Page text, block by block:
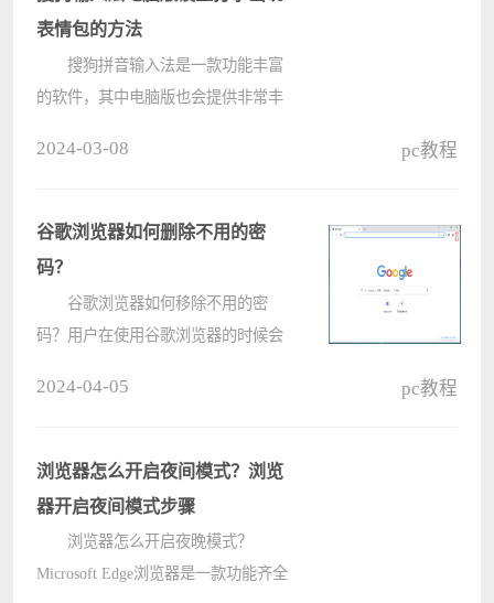
大家。????
表情包的方法
搜狗拼音输入法是一款功能丰富
的软件，其中电脑版也会提供非常丰
该功能，怎么回事呢，其实是没有开
启????
2024-03-08 pc教程
谷歌浏览器如何删除不用的密
码？
谷歌浏览器如何移除不用的密
码？用户在使用谷歌浏览器的时候会
何从谷歌浏览器中移除呢？下面小编
给大????
2024-04-05 pc教程
浏览器怎么开启夜间模式？浏览
器开启夜间模式步骤
浏览器怎么开启夜晚模式？
Microsoft Edge浏览器是一款功能齐全